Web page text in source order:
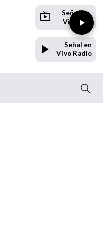
Señal en
Vivo TV
Señal en
Vivo Radio